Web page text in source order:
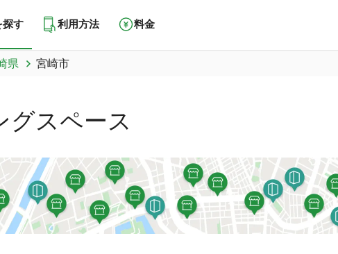
探す 利用方法 料金
県 宮崎市
グスペース